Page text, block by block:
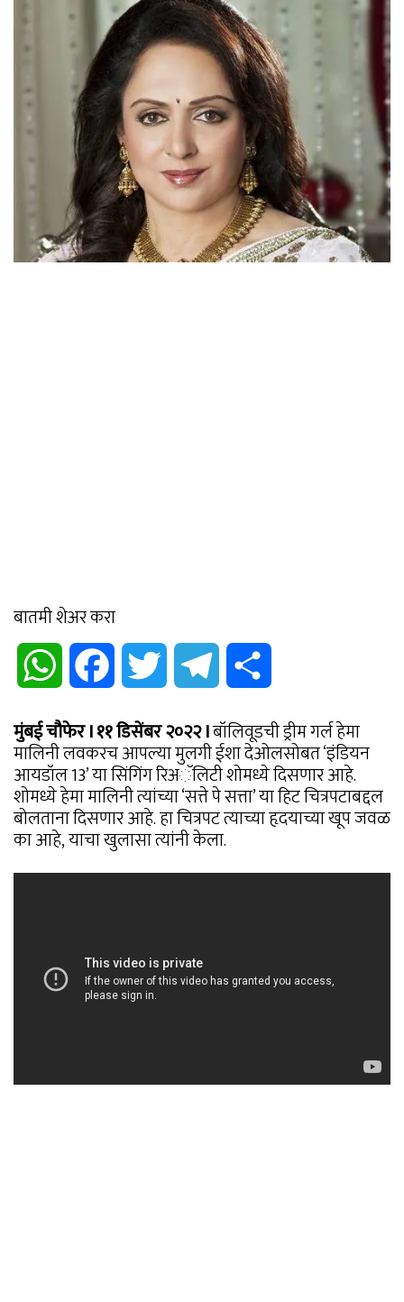
बातमी शेअर करा
WhatsApp Facebook Twitter Telegram
मुंबई चौफेर I ११ डिसेंबर २०२२ Iबॉलिवूडची ड्रीम गर्ल हेमा
मालिनी लवकरच आपल्या मुलगी ईशा देओलसोबत ‘इंडियन
आयडॉल 13’ या सिंगिंग रिअॅलिटी शोमध्ये दिसणार आहे.
शोमध्ये हेमा मालिनी त्यांच्या ‘सत्ते पे सत्ता’ या हिट चित्रपटाबद्दल
बोलताना दिसणार आहे. हा चित्रपट त्याच्या हृदयाच्या खूप जवळ
का आहे, याचा खुलासा त्यांनी केला.